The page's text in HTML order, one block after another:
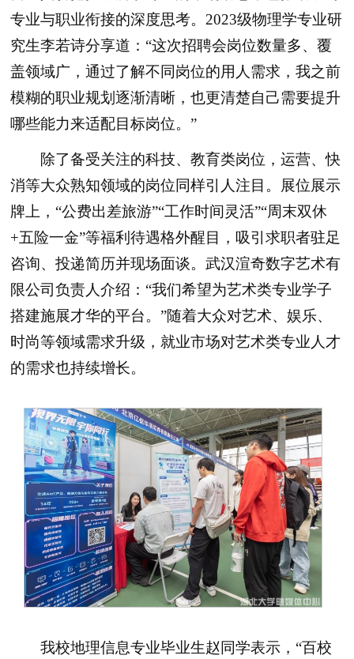
专业与职业衔接的深度思考。2023级物理学专业研
究生李若诗分享道：“这次招聘会岗位数量多、覆
盖领域广，通过了解不同岗位的用人需求，我之前
模糊的职业规划逐渐清晰，也更清楚自己需要提升
哪些能力来适配目标岗位。”
除了备受关注的科技、教育类岗位，运营、快
消等大众熟知领域的岗位同样引人注目。展位展示
牌上，“公费出差旅游”“工作时间灵活”“周末双休
+五险一金”等福利待遇格外醒目，吸引求职者驻足
咨询、投递简历并现场面谈。武汉渲奇数字艺术有
限公司负责人介绍：“我们希望为艺术类专业学子
搭建施展才华的平台。”随着大众对艺术、娱乐、
时尚等领域需求升级，就业市场对艺术类专业人才
的需求也持续增长。
我校地理信息专业毕业生赵同学表示，“百校